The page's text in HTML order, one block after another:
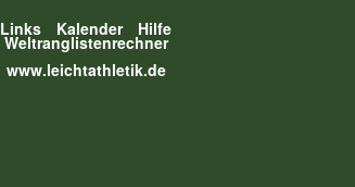
Weltranglistenrechner
www.leichtathletik.de
Links Kalender Hilfe